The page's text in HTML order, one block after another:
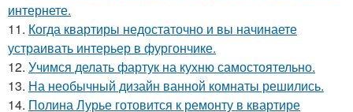
интернете.
11. Когда квартиры недостаточно и вы начинаете
устраивать интерьер в фургончике.
12. Учимся делать фартук на кухню самостоятельно.
13. На необычный дизайн ванной комнаты решились.
14. Полина Лурье готовится к ремонту в квартире